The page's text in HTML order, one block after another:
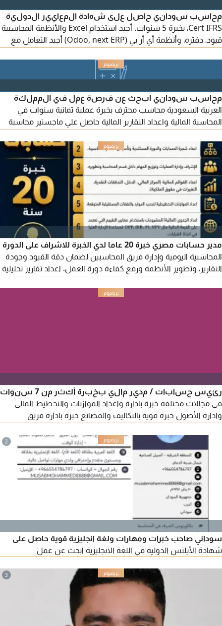
محاسب سوداني حاصل على شهادة المعايير الدولية
Cert IFRS، بخبرة 5 سنوات. أجيد استخدام Excel والأنظمة المحاسبية
قيود، دفتره، وأنظمة أي أر بي (Odoo, next ERP) أجيد التعامل مع
محاسب سوداني ابحث عن فرصة عمل في المملكة
العربية السعودية محاسب محترف بخبرة عملية ثمانية سنوات في
المحاسبة المالية واعداد التقارير المالية حاصل علي ماجستير محاسبة
وشهادة المحاسب الاداري الأمريكية CMA وامتلك خبرة في استخدام
أنظمة ERP وMicrosoft Excel مع معرفة باعداد القيود اليومية،
التسويات البنكية، حسابات العملاء والموردين، واعداد القوائم والتقارير
المالية والتعامل مع المراجع الخارجي. ابحث عن فرصة
مدير حسابات مصري خبرة 20 عاما لدي الخبرة للاشراف على الدورة
المحاسبية اليومية وإدارة فريق المحاسبين لضمان دقة القيود وجودة
التقارير، وتطوير الأنظمة ورفع كفاءة دورة العمل. اعداد تقارير تحليلية
للإدارة تشمل مؤشرات الأداء والربحية والاتجاهات وتصميم نماذج
مالية للتوقعات والتدفقات النقدية، واعداد الموازنات التخطيطية
رئيس حسابات / مدير مالي بخبرة أكثر من 7 سنوات
في مجالات مختلفه خبرة بادارة واعداد الموازنات والتخطيط المالي
وادارة الأصول خبرة قوية بالتكاليف والمصانع خبرة بادارة فريق
الحسابات والتواصل الجيد حاصل على الزمالة الأمريكية المحاسب
الاداري المعتمد CMA خبرة بالمعايير الدولية ابحث عن فرصة عمل
رئيس حسابات أو مدير مالي
2
سوداني صاحب خبرات ومهارات ولغة انجليزية قوية حاصل على
شهادة الأيلتس الدولية في اللغة الانجليزية ابحث عن عمل
3